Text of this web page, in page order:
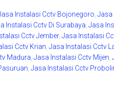
Instalasi Cctv Bojonegoro Jasa
Instalasi Cctv Di Surabaya Jasa
Cctv Jember, Jasa Instalasi
Cctv Krian Jasa Instalasi Cctv
Madura Jasa Instalasi Cctv Mijen
Jasa Instalasi Cctv